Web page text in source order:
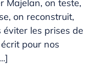
Majelan, on teste,
on reconstruit,
les prises de
pour nos